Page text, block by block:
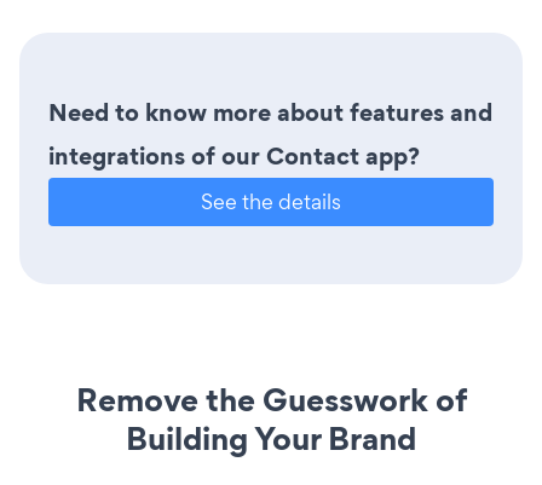
Need to know more about features and
integrations of our Contact app?
See the details
Remove the Guesswork of
Building Your Brand